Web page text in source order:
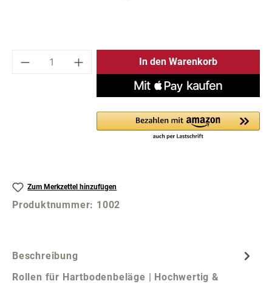
Produkt Anzahl: Gib den gewünschten
In den Warenkorb
Zum Merkzettel hinzufügen
Produktnummer: 1002
Beschreibung
Rollen für Hartbodenbeläge | Hochwertig &